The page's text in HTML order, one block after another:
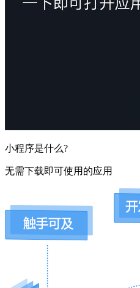
小程序是什么?
无需下载即可使用的应用